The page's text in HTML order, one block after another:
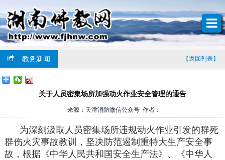
教务新闻 【返回列表】
关于人员密集场所加强动火作业安全管理的通告
来源：天津消防微信公众号 作者：
为深刻汲取人员密集场所违规动火作业引发的群死
群伤火灾事故教训，坚决防范遏制重特大生产安全事
故，根据《中华人民共和国安全生产法》、《中华人